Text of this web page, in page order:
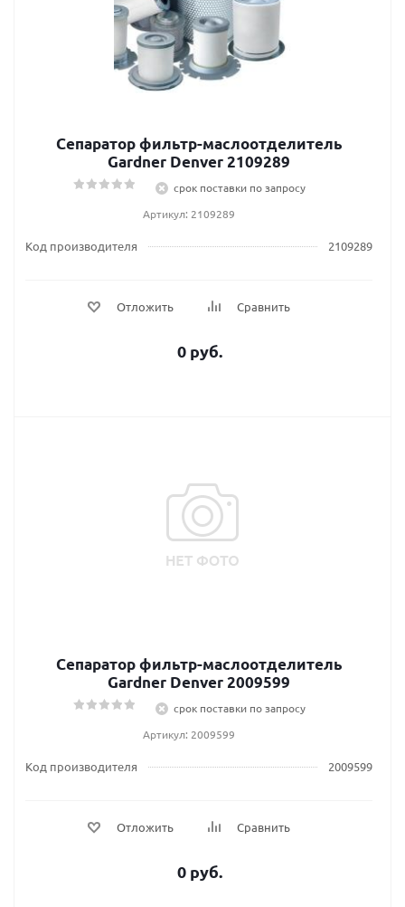
Сепаратор фильтр-маслоотделитель
Gardner Denver 2109289
срок поставки по запросу
Артикул: 2109289
Код производителя 2109289
Отложить Сравнить
0 руб.
Сепаратор фильтр-маслоотделитель
Gardner Denver 2009599
срок поставки по запросу
Артикул: 2009599
Код производителя 2009599
Отложить Сравнить
0 руб.